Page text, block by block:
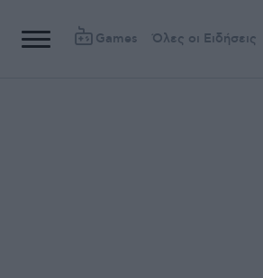
Games Όλες οι Ειδήσεις